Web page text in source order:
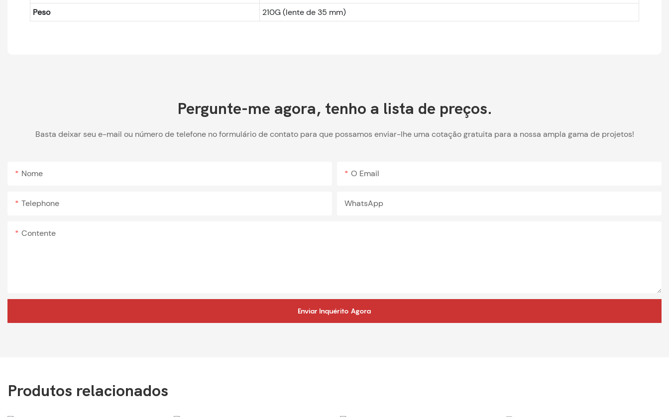
Peso
210G (lente de 35 mm)
Pergunte-me agora, tenho a lista de preços.
Basta deixar seu e-mail ou número de telefone no formulário de contato para que possamos enviar-lhe uma cotação gratuita para a nossa ampla gama de projetos!
Nome O Email
Telephone WhatsApp
Contente
Enviar Inquérito Agora
Produtos relacionados